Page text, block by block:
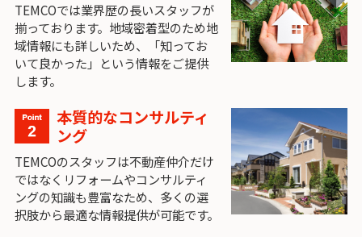
TEMCOでは業界歴の長いスタッフが
揃っております。地域密着型のため地
域情報にも詳しいため、「知ってお
いて良かった」という情報をご提供
します。
本質的なコンサルティ
ング
TEMCOのスタッフは不動産仲介だけ
ではなくリフォームやコンサルティ
ングの知識も豊富なため、多くの選
択肢から最適な情報提供が可能です。